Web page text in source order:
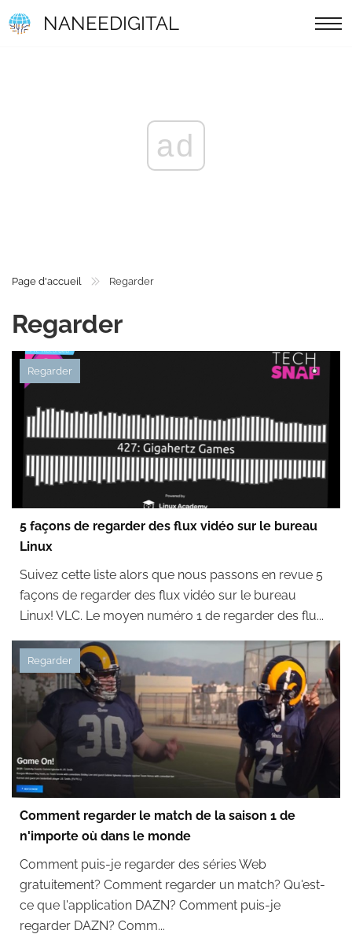
NANEEDIGITAL
ad
Page d'accueil Regarder
Regarder
Regarder
5 façons de regarder des flux vidéo sur le bureau
Linux
Suivez cette liste alors que nous passons en revue 5
façons de regarder des flux vidéo sur le bureau
Linux! VLC. Le moyen numéro 1 de regarder des flu...
Regarder
Comment regarder le match de la saison 1 de
n'importe où dans le monde
Comment puis-je regarder des séries Web
gratuitement? Comment regarder un match? Qu'est-
ce que l'application DAZN? Comment puis-je
regarder DAZN? Comm...